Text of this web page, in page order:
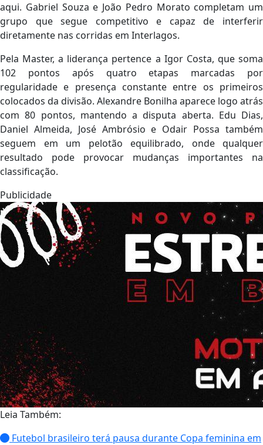
aqui. Gabriel Souza e João Pedro Morato completam um
grupo que segue competitivo e capaz de interferir
diretamente nas corridas em Interlagos.
Pela Master, a liderança pertence a Igor Costa, que soma
102 pontos após quatro etapas marcadas por
regularidade e presença constante entre os primeiros
colocados da divisão. Alexandre Bonilha aparece logo atrás
com 80 pontos, mantendo a disputa aberta. Edu Dias,
Daniel Almeida, José Ambrósio e Odair Possa também
seguem em um pelotão equilibrado, onde qualquer
resultado pode provocar mudanças importantes na
classificação.
Publicidade
Leia Também:
Futebol brasileiro terá pausa durante Copa feminina em